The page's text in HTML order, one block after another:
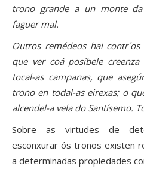
trono grande a un monte
faguer mal.
Outros remédeos hai
que ver coá posíbele
tocal-as campanas, que
trono en todal-as eirexas; o
alcendel-a vela do Santísemo.
Sobre as virtudes de
esconxurar ós tronos existen
a determinadas propiedades